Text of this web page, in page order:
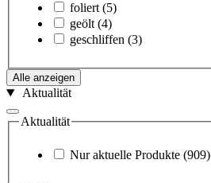
foliert (5)
geölt (4)
geschliffen (3)
Alle anzeigen
Aktualität
Aktualität
Nur aktuelle Produkte (909)